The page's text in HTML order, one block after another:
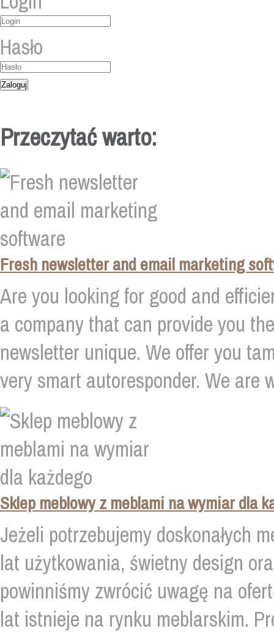
Hasło
Przeczytać warto:
Fresh newsletter and email marketing
Are you looking for good and
a company that can provide you
newsletter unique. We offer you
very smart autoresponder. We are
Sklep meblowy z meblami na wymiar dla
Jeżeli potrzebujemy doskonałych
lat użytkowania, świetny design
powinniśmy zwrócić uwagę na
lat istnieje na rynku meblarskim.